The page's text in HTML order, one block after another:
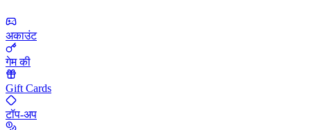
अकाउंट
गेम की
Gift Cards
टॉप-अप